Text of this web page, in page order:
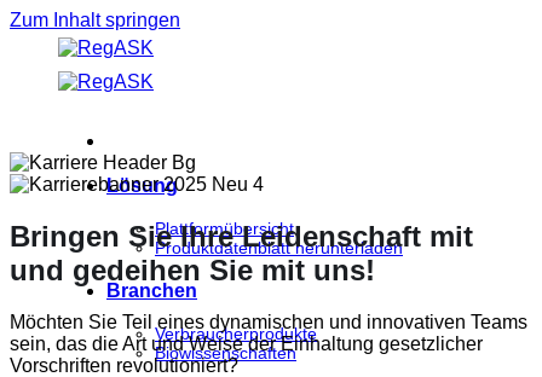
Zum Inhalt springen
Lösung
Plattformübersicht
Produktdatenblatt herunterladen
Branchen
Verbraucherprodukte
Biowissenschaften
Bringen Sie Ihre Leidenschaft mit
und gedeihen Sie mit uns!
Möchten Sie Teil eines dynamischen und innovativen Teams
sein, das die Art und Weise der Einhaltung gesetzlicher
Vorschriften revolutioniert?